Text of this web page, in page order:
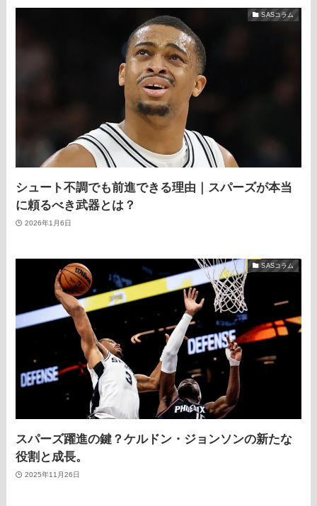
SASコラム
シュート不調でも前進できる理由｜スパーズが本当
に頼るべき武器とは？
2026年1月6日
SASコラム
スパーズ躍進の鍵？ケルドン・ジョンソンの新たな
役割と成長。
2025年11月26日